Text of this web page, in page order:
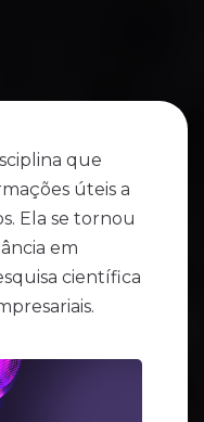
que
úteis a
Ela se tornou
em
científica